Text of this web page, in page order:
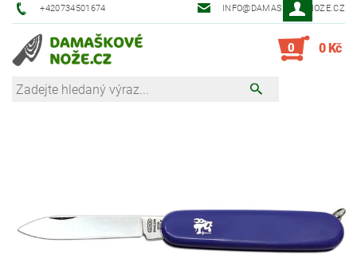
+420734501674 INFO@DAMASKOVE-NOZE.CZ
0 0 Kč